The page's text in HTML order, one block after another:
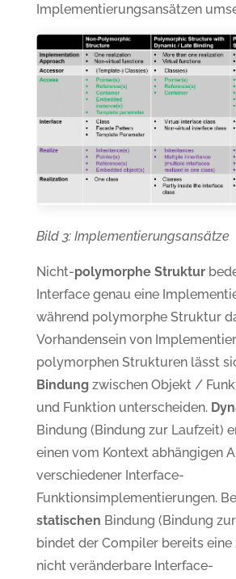
Implementierungsansätzen
Bild 3: Implementierungsansätze
Nicht-polymorphe Struktur
Interface genau eine
während polymorphe Struktur
Vorhandensein von
polymorphen Strukturen lässt
Bindungzwischen Objekt /
und Funktion unterscheiden.
Bindung (Bindung zur Laufzeit)
einen vom Kontext abhängigen
verschiedener Interface-
Funktionsimplementierungen.
statischen Bindung (Bindung
bindet der Compiler bereits eine
nicht veränderbare Interface-